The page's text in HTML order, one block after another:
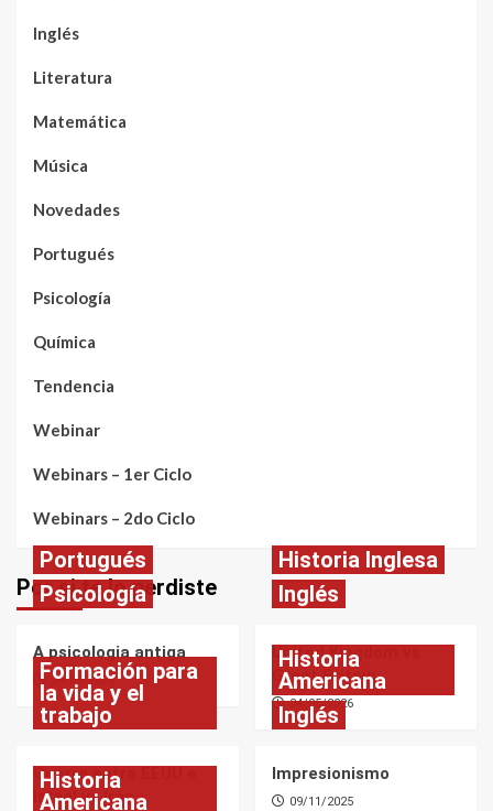
Inglés
Literatura
Matemática
Música
Novedades
Portugués
Psicología
Química
Tendencia
Webinar
Webinars – 1er Ciclo
Webinars – 2do Ciclo
Por si te lo perdiste
Portugués
Psicología
A psicologia antiga
24/05/2026
Historia Inglesa
Inglés
United Kingdom vs
Great Britain
24/05/2026
Formación para
la vida y el
trabajo
Guerra entre EEUU e
Israel vs Irán
Historia
Americana
Inglés
Impresionismo
09/11/2025
Historia
Americana